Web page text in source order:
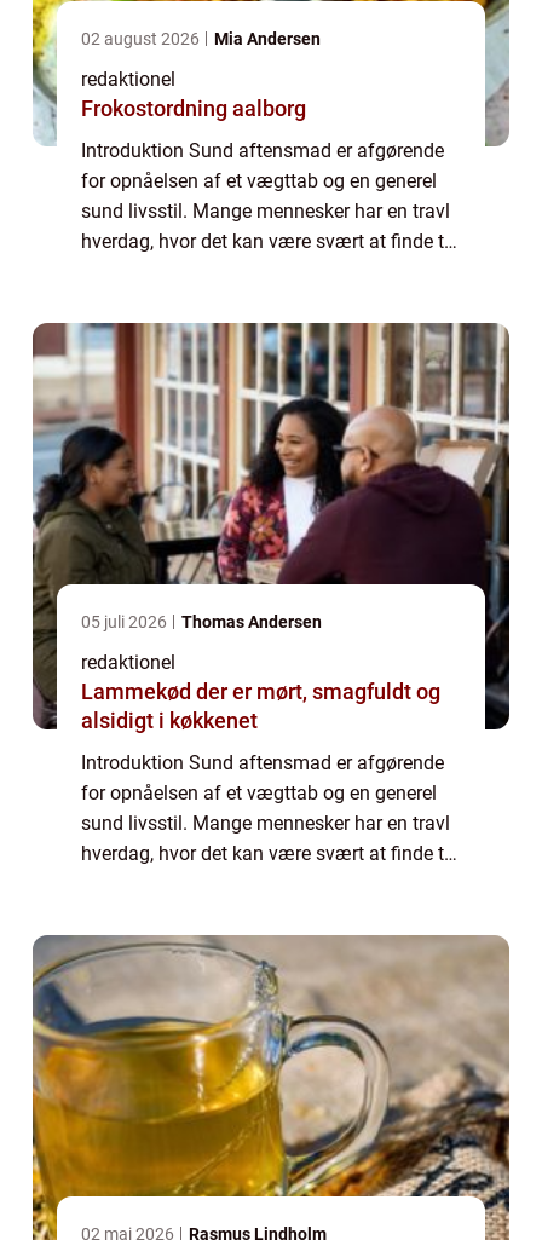
02 august 2026 Mia Andersen
redaktionel
Frokostordning aalborg
Introduktion Sund aftensmad er afgørende
for opnåelsen af et vægttab og en generel
sund livsstil. Mange mennesker har en travl
hverdag, hvor det kan være svært at finde tid
05 juli 2026 Thomas Andersen
redaktionel
Lammekød der er mørt, smagfuldt og
alsidigt i køkkenet
Introduktion Sund aftensmad er afgørende
for opnåelsen af et vægttab og en generel
sund livsstil. Mange mennesker har en travl
hverdag, hvor det kan være svært at finde tid
02 maj 2026 Rasmus Lindholm